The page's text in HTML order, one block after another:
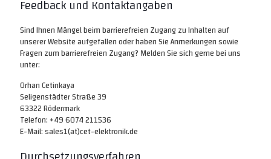
Feedback und Kontaktangaben
Sind Ihnen Mängel beim barrierefreien Zugang zu Inhalten auf
unserer Website aufgefallen oder haben Sie Anmerkungen sowie
Fragen zum barrierefreien Zugang? Melden Sie sich gerne bei uns
unter:
Orhan Cetinkaya
Seligenstädter Straße 39
63322 Rödermark
Telefon: +49 6074 211536
E-Mail: sales1(at)cet-elektronik.de